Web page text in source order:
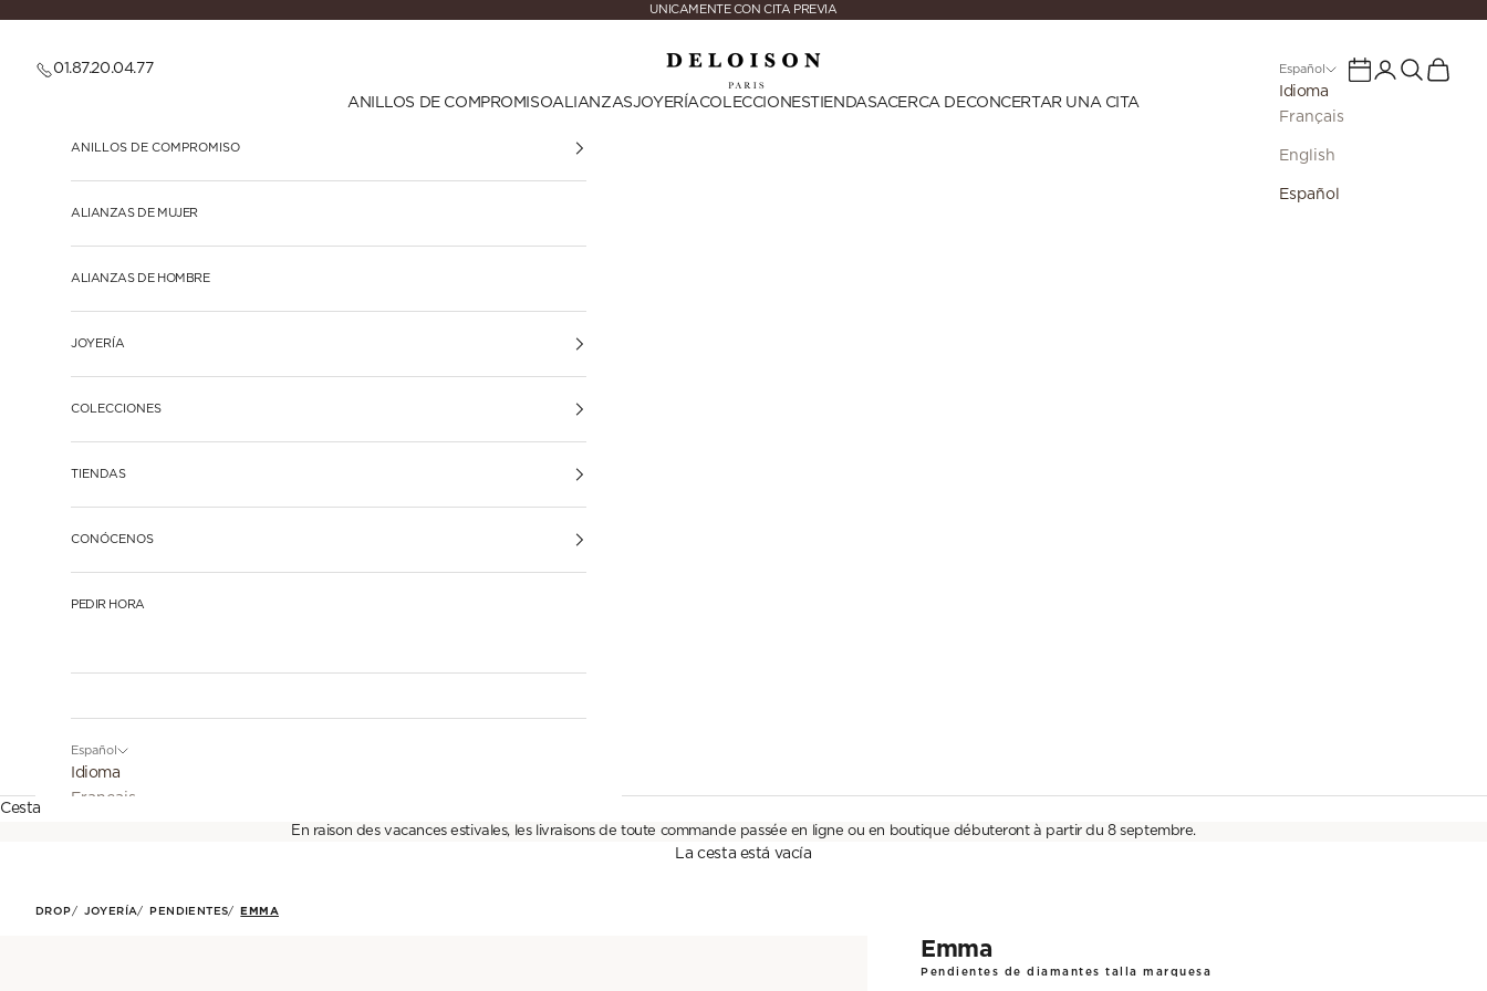
UNICAMENTE CON CITA PREVIA
01.87.20.04.77
Deloison Paris
ANILLOS DE COMPROMISOALIANZASJOYERÍACOLECCIONESTIENDASACERCA DECONCERTAR UNA CITA
Español
Idioma
Français
English
Español
Calendario
Iniciar sesión
Buscar
Cesta
ANILLOS DE COMPROMISO
ALIANZAS DE MUJER
ALIANZAS DE HOMBRE
JOYERÍA
COLECCIONES
TIENDAS
CONÓCENOS
PEDIR HORA
Español
Idioma
Français
Cesta
En raison des vacances estivales, les livraisons de toute commande passée en ligne ou en boutique débuteront à partir du 8 septembre.
La cesta está vacía
DROP JOYERÍA PENDIENTES EMMA
Emma
Pendientes de diamantes talla marquesa